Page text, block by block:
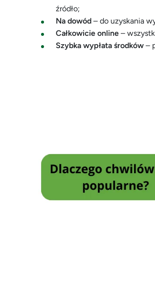
źródło;
Na dowód – do uzyskania
Całkowicie online –
Szybka wypłata środków –